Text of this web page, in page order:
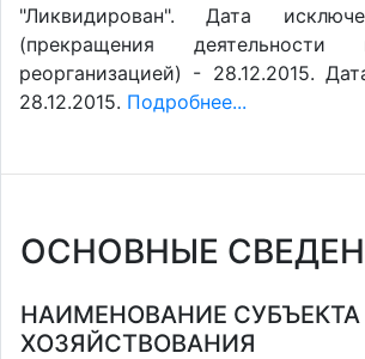
"Ликвидирован". Дата
(прекращения
реорганизацией) - 28.12.2015.
28.12.2015. Подробнее...
ОСНОВНЫЕ
НАИМЕНОВАНИЕ СУБЪЕКТА
ХОЗЯЙСТВОВАНИЯ